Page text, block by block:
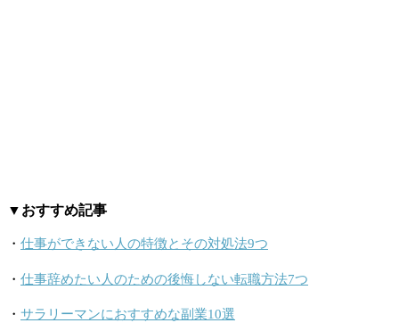
▼おすすめ記事
・ 仕事ができない人の特徴とその対処法9つ
・ 仕事辞めたい人のための後悔しない転職方法7つ
・ サラリーマンにおすすめな副業10選